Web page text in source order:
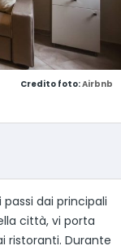
Credito foto:Airbnb
dai principali
città, vi porta
ristoranti. Durante